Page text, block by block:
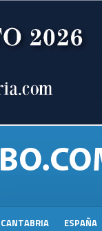
CANTABRIA ESPAÑA